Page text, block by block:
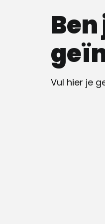
Ben
Vul hier je